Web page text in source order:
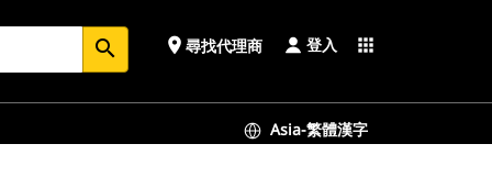
search place 尋找代理商 登入 apps
Asia-繁體漢字